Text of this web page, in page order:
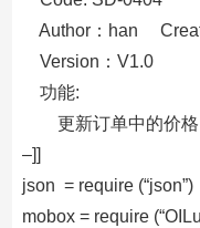
Author：han
Version：V1.0
功能:
更新订单中的价格
–]]
json = require (“json”)
mobox = require